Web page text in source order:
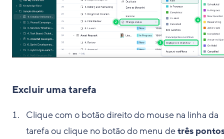
Excluir uma tarefa
Clique com o botão direito do mouse na linha da
tarefa ou clique no botão do menu detrês